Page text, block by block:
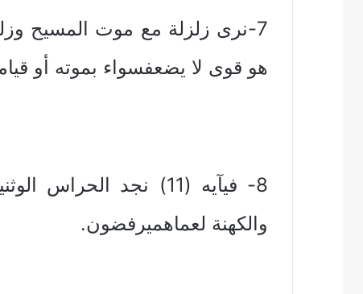
7-نرى زلزلة مع موت المسيح
هو قوى لا يضعفسواء بموته أو
8- فيآيه (11) نجد
والكهنة لعماهميرفضون.